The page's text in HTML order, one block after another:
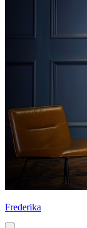
Frederika